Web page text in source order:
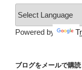
Powered by
ブログをメールで購